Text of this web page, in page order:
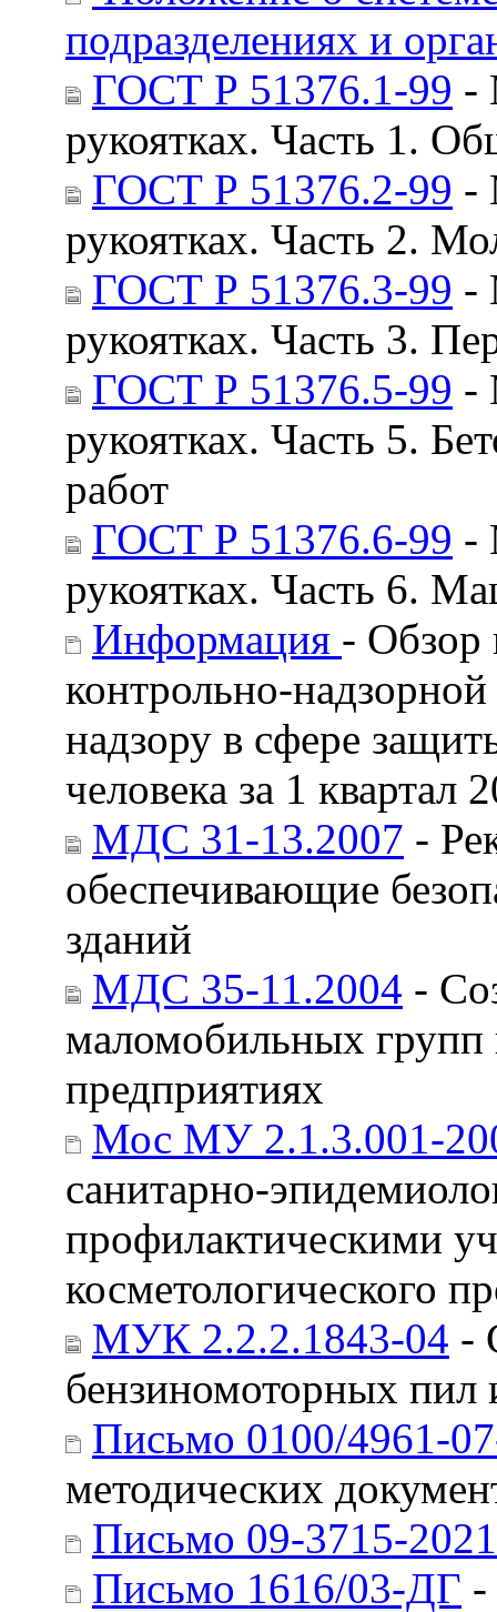
подразделениях и
ГОСТ Р 51376.1-99 -
рукоятках. Часть 1.
ГОСТ Р 51376.2-99 -
рукоятках. Часть 2.
ГОСТ Р 51376.3-99 -
рукоятках. Часть 3.
ГОСТ Р 51376.5-99 -
рукоятках. Часть 5.
работ
ГОСТ Р 51376.6-99 -
рукоятках. Часть 6.
Информация - Обзор
контрольно-
надзору в сфере
человека за 1 квартал
МДС 31-13.2007 -
обеспечивающие
зданий
МДС 35-11.2004 -
маломобильных
предприятиях
Мос МУ 2.1.3.001-
санитарно-
профилактическими
косметологического
МУК 2.2.2.1843-04 -
бензиномоторных пил
Письмо 0100/4961-
методических
Письмо 09-3715-
Письмо 1616/03-ДГ -